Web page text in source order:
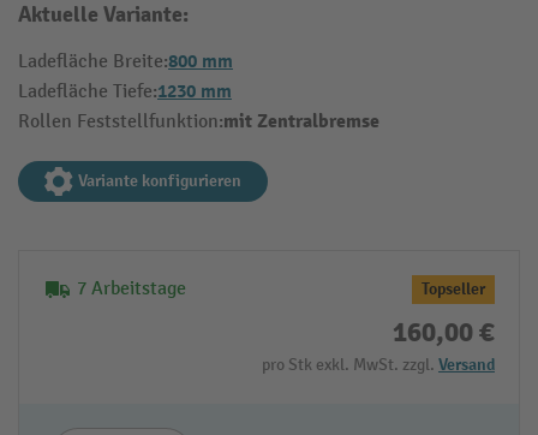
Aktuelle Variante:
Ladefläche Breite:800 mm
Ladefläche Tiefe:1230 mm
Rollen Feststellfunktion:mit Zentralbremse
Variante konfigurieren
7 Arbeitstage Topseller
160,00 €
pro Stk exkl. MwSt. zzgl. Versand